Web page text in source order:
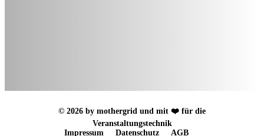
© 2026 by mothergrid und mit ❤️ für die
Veranstaltungstechnik
Impressum
Datenschutz AGB